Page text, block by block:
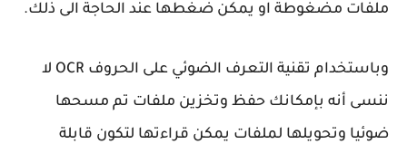
ملفات مضغوطة او يمكن ضغطها عند الحاجة الى ذلك.
وباستخدام تقنية التعرف الضوئي على الحروف OCR لا
ننسى أنه بإمكانك حفظ وتخزين ملفات تم مسحها
ضوئيا وتحويلها لملفات يمكن قراءتها لتكون قابلة